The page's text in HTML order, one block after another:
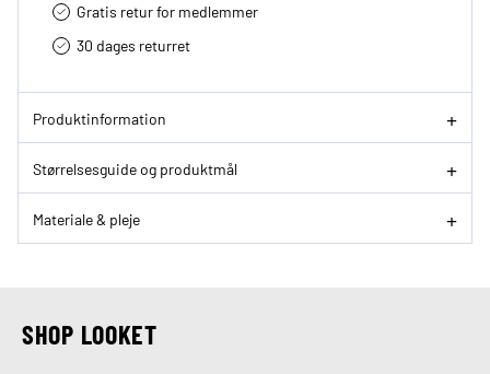
Gratis retur for medlemmer
30 dages returret
Produktinformation
Størrelsesguide og produktmål
Materiale & pleje
SHOP LOOKET